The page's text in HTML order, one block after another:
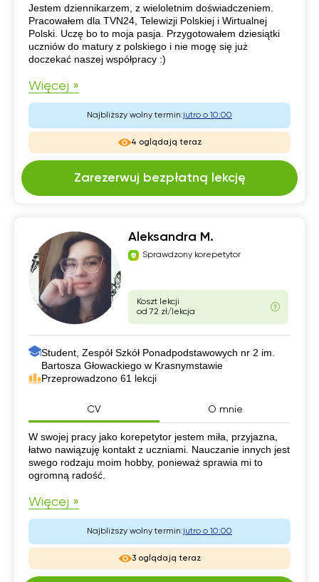
CV
Jestem dziennikarzem, z wieloletnim doświadczeniem.
Pracowałem dla TVN24, Telewizji Polskiej i Wirtualnej
Polski. Uczę bo to moja pasja. Przygotowałem dziesiątki
uczniów do matury z polskiego i nie mogę się już
doczekać naszej współpracy :)
Więcej »
Najbliższy wolny termin:jutro o 10:00
4 oglądają teraz
Zarezerwuj bezpłatną lekcję
Aleksandra M.
Sprawdzony korepetytor
Koszt lekcji
od 72 zł/lekcja
Student, Zespół Szkół Ponadpodstawowych nr 2 im.
Bartosza Głowackiego w Krasnymstawie
Przeprowadzono 61 lekcji
CV O mnie
CV
W swojej pracy jako korepetytor jestem miła, przyjazna,
łatwo nawiązuję kontakt z uczniami. Nauczanie innych jest
swego rodzaju moim hobby, ponieważ sprawia mi to
ogromną radość.
Więcej »
Najbliższy wolny termin:jutro o 10:00
3 oglądają teraz